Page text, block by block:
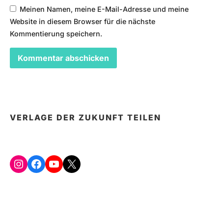
Meinen Namen, meine E-Mail-Adresse und meine
Website in diesem Browser für die nächste
Kommentierung speichern.
VERLAGE DER ZUKUNFT TEILEN
Instagram
Facebook
YouTube
X